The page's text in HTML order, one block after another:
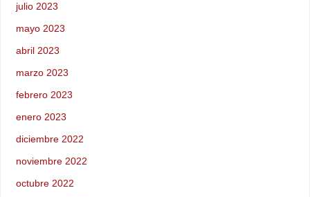
julio 2023
mayo 2023
abril 2023
marzo 2023
febrero 2023
enero 2023
diciembre 2022
noviembre 2022
octubre 2022